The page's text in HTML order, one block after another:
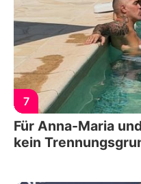
7
Für Anna-Maria
kein